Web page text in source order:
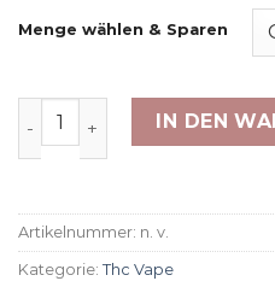
Menge wählen & Sparen
THP420 Vape - Dosi Kush
IN DEN
Artikelnummer: n. v.
Kategorie: Thc Vape